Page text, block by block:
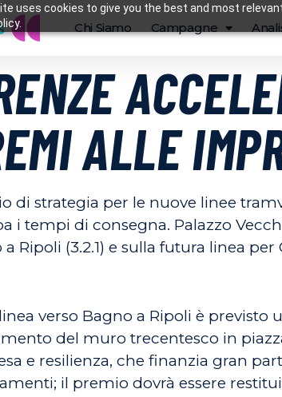
uses cookies to give you the best and most
Chi Siamo Campagne
ALLE
di strategia per le nuove linee
i tempi di consegna. Palazzo
a Ripoli (3.2.1) e sulla futura linea
verso Bagno a Ripoli è
del muro trecentesco in
e resilienza, che finanzia gran
il premio dovrà essere